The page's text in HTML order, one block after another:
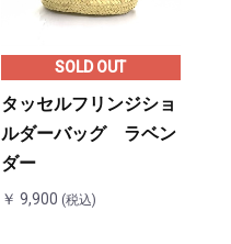
SOLD OUT
タッセルフリンジショ
ルダーバッグ ラベン
ダー
￥ 9,900 (税込)